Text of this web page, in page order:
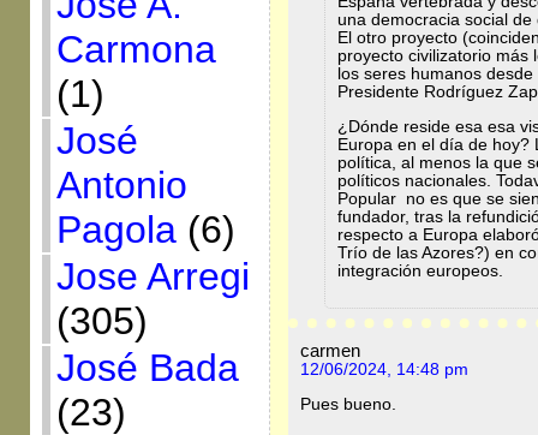
Carmona
(1)
José
Antonio
Pagola(6)
Jose Arregi
(305)
José Bada
(23)
una democracia social
El otro proyecto
proyecto civilizatorio más
los seres humanos
Presidente Rodríguez
¿Dónde reside esa esa
Europa en el día de hoy?
política, al menos la que
políticos nacionales.
Popular no es que se
fundador, tras la
respecto a Europa
Trío de las Azores?) en
integración europeos.
carmen
12/06/2024, 14:48 pm
Pues bueno.